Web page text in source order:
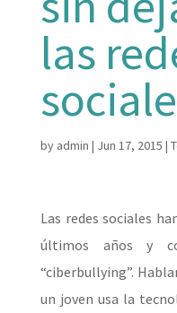
las
by admin | Jun 17, 2015 |
Las redes sociales
últimos años y
“ciberbullying”.
un joven usa la